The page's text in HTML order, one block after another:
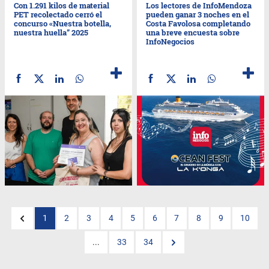
Con 1.291 kilos de material
PET recolectado cerró el
concurso «Nuestra botella,
nuestra huella” 2025
Los lectores de InfoMendoza
pueden ganar 3 noches en el
Costa Favolosa completando
una breve encuesta sobre
InfoNegocios
1 2 3 4 5 6 7 8 9 10
... 33 34